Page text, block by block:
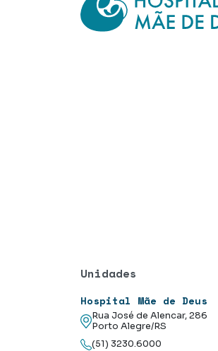
Unidades
Hospital Mãe de Deus
Rua José de Alencar, 286
Porto Alegre/RS
(51) 3230.6000